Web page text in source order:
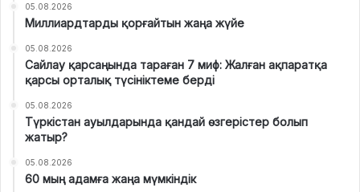
05.08.2026
Миллиардтарды қорғайтын жаңа жүйе
05.08.2026
Сайлау қарсаңында тараған 7 миф: Жалған ақпаратқа
қарсы орталық түсініктеме берді
05.08.2026
Түркістан ауылдарында қандай өзгерістер болып
жатыр?
05.08.2026
60 мың адамға жаңа мүмкіндік